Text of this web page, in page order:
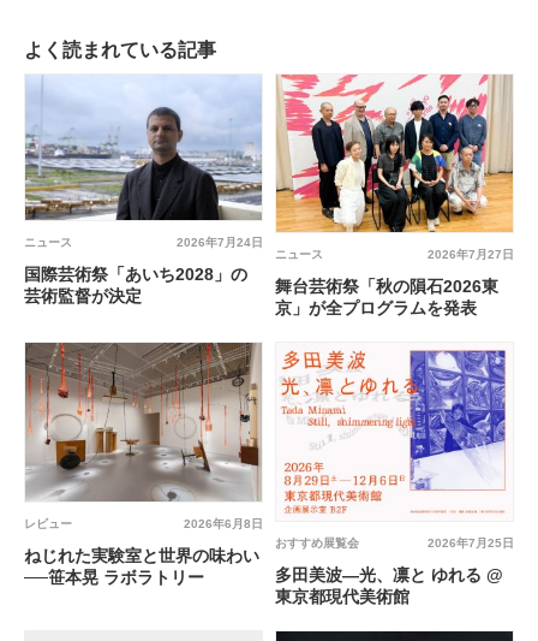
よく読まれている記事
2026年7月24日
ニュース
国際芸術祭「あいち2028」の
芸術監督が決定
2026年7月27日
ニュース
舞台芸術祭「秋の隕石2026東
京」が全プログラムを発表
2026年6月8日
レビュー
ねじれた実験室と世界の味わい
──笹本晃 ラボラトリー
2026年7月25日
おすすめ展覧会
多田美波―光、凛と ゆれる @
東京都現代美術館